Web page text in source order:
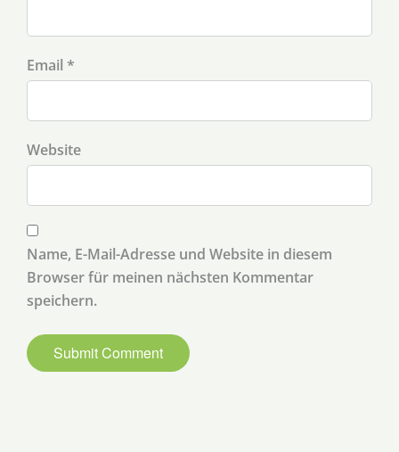
Email *
Website
Name, E-Mail-Adresse und Website in diesem
Browser für meinen nächsten Kommentar
speichern.